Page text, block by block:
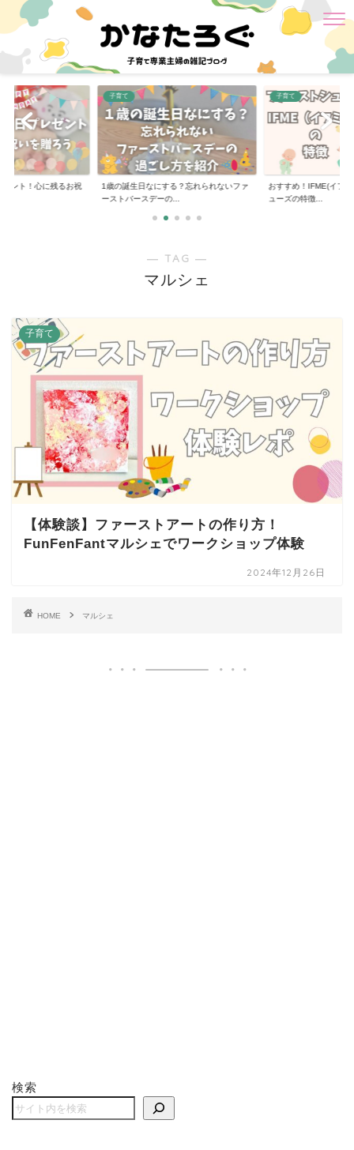
ント！心に残るお祝
子育て
1歳の誕生日なにする？忘れられないファ
ーストバースデーの...
子育て
おすすめ！IFME(イフ
ューズの特徴...
― TAG ―
マルシェ
子育て
【体験談】ファーストアートの作り方！
FunFenFantマルシェでワークショップ体験
2024年12月26日
HOME マルシェ
検索